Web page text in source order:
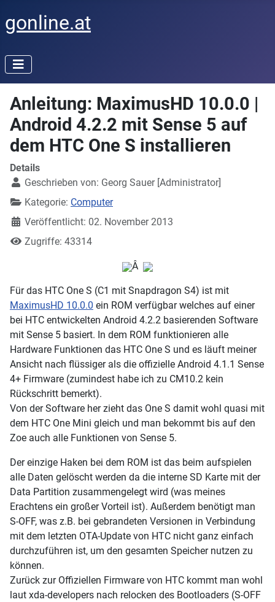
gonline.at
Anleitung: MaximusHD 10.0.0 |
Android 4.2.2 mit Sense 5 auf
dem HTC One S installieren
Details
Geschrieben von: Georg Sauer [Administrator]
Kategorie: Computer
Veröffentlicht: 02. November 2013
Zugriffe: 43314
Â
Für das HTC One S (C1 mit Snapdragon S4) ist mit
MaximusHD 10.0.0 ein ROM verfügbar welches auf einer
bei HTC entwickelten Android 4.2.2 basierenden Software
mit Sense 5 basiert. In dem ROM funktionieren alle
Hardware Funktionen das HTC One S und es läuft meiner
Ansicht nach flüssiger als die offizielle Android 4.1.1 Sense
4+ Firmware (zumindest habe ich zu CM10.2 kein
Rückschritt bemerkt).
Von der Software her zieht das One S damit wohl quasi mit
dem HTC One Mini gleich und man bekommt bis auf den
Zoe auch alle Funktionen von Sense 5.
Der einzige Haken bei dem ROM ist das beim aufspielen
alle Daten gelöscht werden da die interne SD Karte mit der
Data Partition zusammengelegt wird (was meines
Erachtens ein großer Vorteil ist). Außerdem benötigt man
S-OFF, was z.B. bei gebrandeten Versionen in Verbindung
mit dem letzten OTA-Update von HTC nicht ganz einfach
durchzuführen ist, um den gesamten Speicher nutzen zu
können.
Zurück zur Offiziellen Firmware von HTC kommt man wohl
laut xda-developers nach relocken des Bootloaders (S-OFF